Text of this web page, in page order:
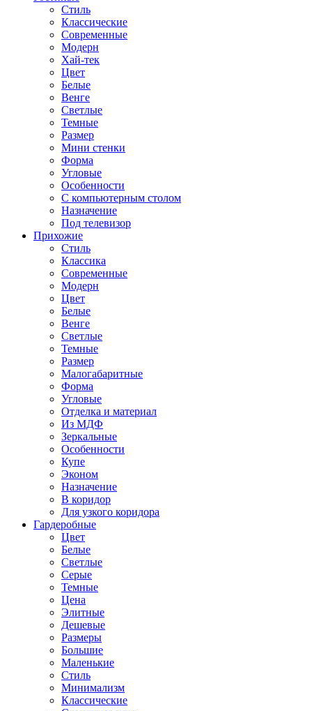
Стиль
Классические
Современные
Модерн
Хай-тек
Цвет
Белые
Венге
Светлые
Темные
Размер
Мини стенки
Форма
Угловые
Особенности
С компьютерным столом
Назначение
Под телевизор
Прихожие
Стиль
Классика
Современные
Модерн
Цвет
Белые
Венге
Светлые
Темные
Размер
Малогабаритные
Форма
Угловые
Отделка и материал
Из МДФ
Зеркальные
Особенности
Купе
Эконом
Назначение
В коридор
Для узкого коридора
Гардеробные
Цвет
Белые
Светлые
Серые
Темные
Цена
Элитные
Дешевые
Размеры
Большие
Маленькие
Стиль
Минимализм
Классические